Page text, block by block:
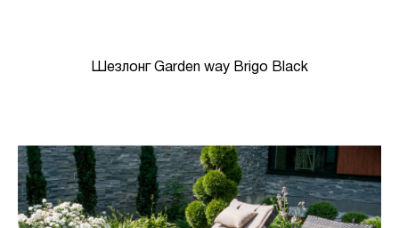
Шезлонг Garden way Brigo Black